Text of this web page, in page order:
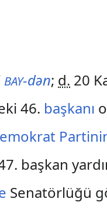
BAY-dən; d. 20
46. başkanı
başkan
Senatörlüğü